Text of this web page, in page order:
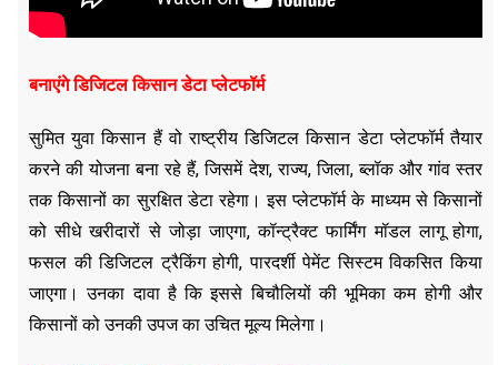
बनाएंगे डिजिटल किसान डेटा प्लेटफॉर्म
सुमित युवा किसान हैं वो राष्ट्रीय डिजिटल किसान डेटा प्लेटफॉर्म तैयार
करने की योजना बना रहे हैं, जिसमें देश, राज्य, जिला, ब्लॉक और गांव स्तर
तक किसानों का सुरक्षित डेटा रहेगा। इस प्लेटफॉर्म के माध्यम से किसानों
को सीधे खरीदारों से जोड़ा जाएगा, कॉन्ट्रैक्ट फार्मिंग मॉडल लागू होगा,
फसल की डिजिटल ट्रैकिंग होगी, पारदर्शी पेमेंट सिस्टम विकसित किया
जाएगा। उनका दावा है कि इससे बिचौलियों की भूमिका कम होगी और
किसानों को उनकी उपज का उचित मूल्य मिलेगा।